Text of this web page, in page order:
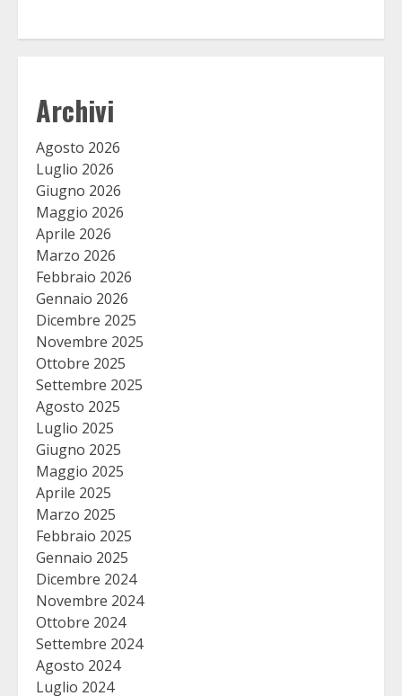
Archivi
Agosto 2026
Luglio 2026
Giugno 2026
Maggio 2026
Aprile 2026
Marzo 2026
Febbraio 2026
Gennaio 2026
Dicembre 2025
Novembre 2025
Ottobre 2025
Settembre 2025
Agosto 2025
Luglio 2025
Giugno 2025
Maggio 2025
Aprile 2025
Marzo 2025
Febbraio 2025
Gennaio 2025
Dicembre 2024
Novembre 2024
Ottobre 2024
Settembre 2024
Agosto 2024
Luglio 2024